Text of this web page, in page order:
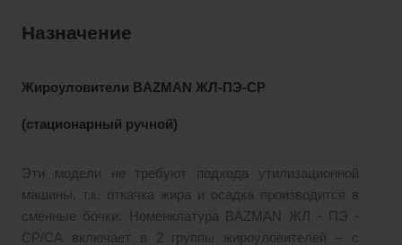
Назначение
Жироуловители BAZMAN ЖЛ-ПЭ-СР
(стационарный ручной)
Эти модели не требуют подхода утилизационной
машины, т.к. откачка жира и осадка производится в
сменные бочки. Номенклатура BAZMAN ЖЛ - ПЭ -
СР/СА включает в 2 группы жироуловителей – с